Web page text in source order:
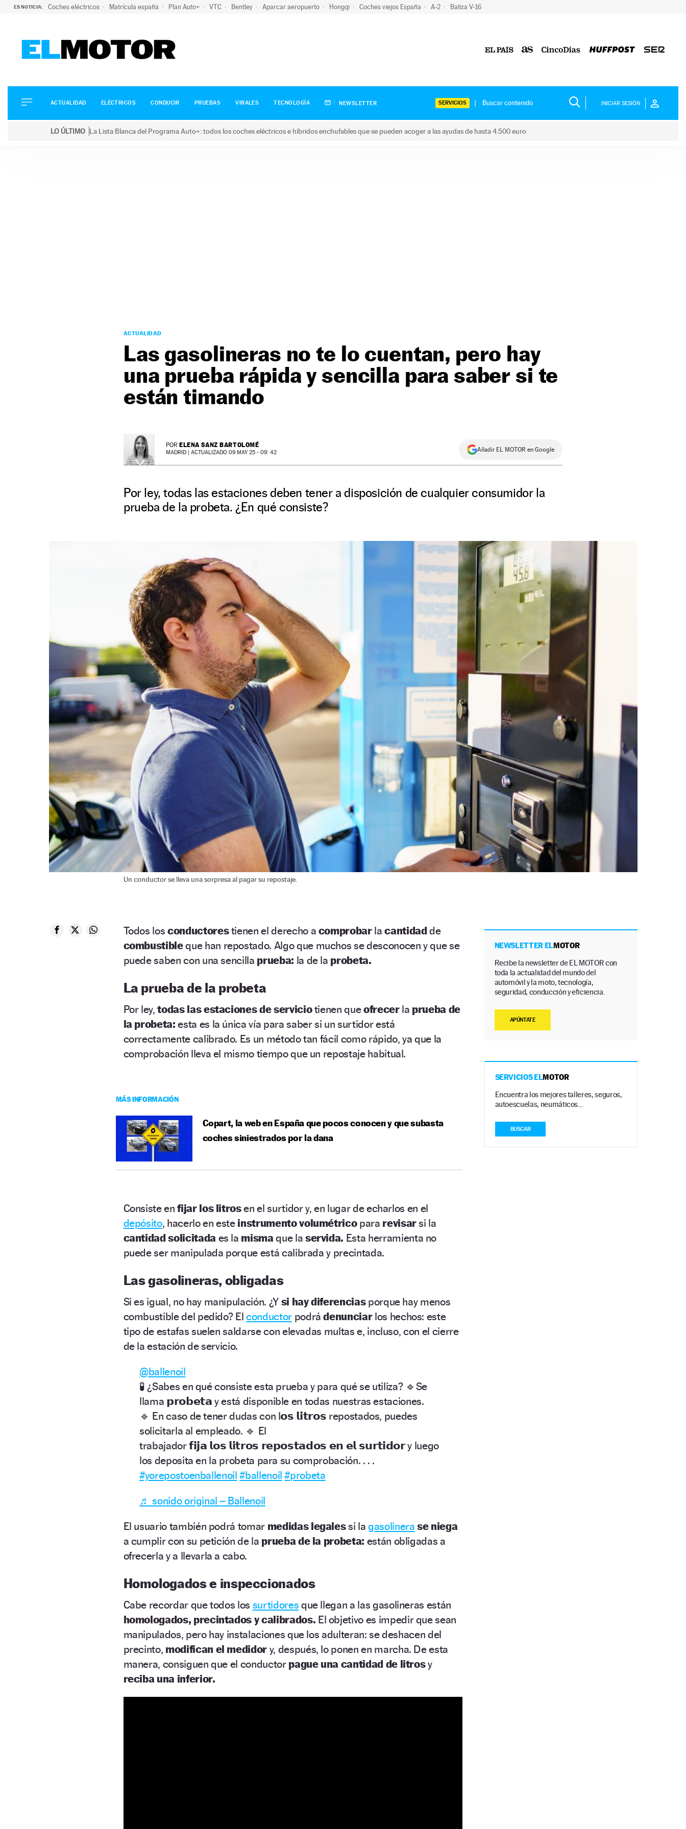
ES NOTICIA: Coches eléctricos Matrícula españa Plan Auto+ VTC Bentley Aparcar aeropuerto Hongqi Coches viejos España A-2 Baliza V-16
ELÉCTRICOS
CONDUCIR
ACTUALIDAD ELÉCTRICOS CONDUCIR PRUEBAS VIRALES TECNOLOGÍA NEWSLETTER SERVICIOS INICIAR SESIÓN
LO ÚLTIMO La Lista Blanca del Programa Auto+: todos los coches eléctricos e híbridos enchufables que se pueden acoger a las ayudas de hasta 4.500 euro
ACTUALIDAD
Las gasolineras no te lo cuentan, pero hay
una prueba rápida y sencilla para saber si te
están timando
POR ELENA SANZ BARTOLOMÉ
MADRID | ACTUALIZADO 09 MAY 25 - 09: 42 Añadir EL MOTOR en Google
Por ley, todas las estaciones deben tener a disposición de cualquier consumidor la
prueba de la probeta. ¿En qué consiste?
Un conductor se lleva una sorpresa al pagar su repostaje.
Todos los conductorestienen el derecho a comprobar lacantidadde
combustibleque han repostado. Algo que muchos se desconocen y que se
puede saben con una sencilla prueba: la de la probeta.
La prueba de la probeta
Por ley,todas las estaciones de serviciotienen queofrecer la prueba de
la probeta:esta es la única vía para saber si un surtidor está
correctamente calibrado. Es un método tan fácil como rápido, ya que la
comprobación lleva el mismo tiempo que un repostaje habitual.
MÁS INFORMACIÓN
Copart, la web en España que pocos conocen y que subasta
coches siniestrados por la dana
Consiste enfijar los litrosen el surtidor y, en lugar de echarlos en el
depósito, hacerlo en este instrumento volumétricopara revisarsi la
cantidad solicitada es la mismaque la servida. Esta herramienta no
puede ser manipulada porque está calibrada y precintada.
Las gasolineras, obligadas
Si es igual, no hay manipulación. ¿Y si hay diferencias porque hay menos
combustible del pedido? Elconductorpodrádenunciar los hechos: este
tipo de estafas suelen saldarse con elevadas multas e, incluso, con el cierre
de la estación de servicio.
@ballenoil
🧪 ¿Sabes en qué consiste esta prueba y para qué se utiliza? 🔹Se
llama 𝗽𝗿𝗼𝗯𝗲𝘁𝗮 y está disponible en todas nuestras estaciones.
🔹 En caso de tener dudas con l𝗼𝘀 𝗹𝗶𝘁𝗿𝗼𝘀 repostados, puedes
solicitarla al empleado. 🔹 El
trabajador 𝗳𝗶𝗷𝗮 𝗹𝗼𝘀 𝗹𝗶𝘁𝗿𝗼𝘀 𝗿𝗲𝗽𝗼𝘀𝘁𝗮𝗱𝗼𝘀 𝗲𝗻 𝗲𝗹 𝘀𝘂𝗿𝘁𝗶𝗱𝗼𝗿 y luego
los deposita en la probeta para su comprobación. . . .
#yorepostoenballenoil #ballenoil #probeta
♬ sonido original – Ballenoil
El usuario también podrá tomar medidas legalessi la gasolinera se niega
a cumplir con su petición de la prueba de la probeta: están obligadas a
ofrecerla y a llevarla a cabo.
Homologados e inspeccionados
Cabe recordar que todos los surtidores que llegan a las gasolineras están
homologados, precintados y calibrados. El objetivo es impedir que sean
manipulados, pero hay instalaciones que los adulteran: se deshacen del
precinto, modifican el medidor y, después, lo ponen en marcha. De esta
manera, consiguen que el conductor pague una cantidad de litrosy
reciba una inferior.
NEWSLETTER ELMOTOR
Recibe la newsletter de EL MOTOR con
toda la actualidad del mundo del
automóvil y la moto, tecnología,
seguridad, conducción y eficiencia.
APÚNTATE
SERVICIOS ELMOTOR
Encuentra los mejores talleres, seguros,
autoescuelas, neumáticos…
BUSCAR